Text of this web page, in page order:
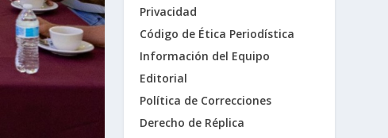
Privacidad
Código de Ética Periodística
Información del Equipo
Editorial
Política de Correcciones
Derecho de Réplica